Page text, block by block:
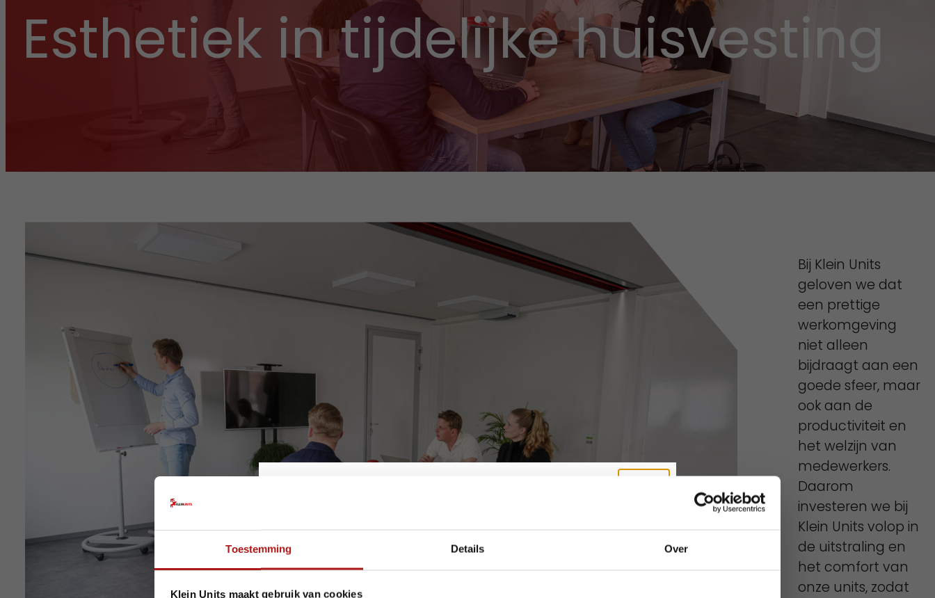
Toestemming Details Over
Klein Units maakt gebruik van cookies
Esthetiek in tijdelijke huisvesting
Bij Klein Units
geloven we dat
een prettige
werkomgeving
niet alleen
bijdraagt aan een
goede sfeer, maar
ook aan de
productiviteit en
het welzijn van
medewerkers.
Daarom
investeren we bij
Klein Units volop in
de uitstraling en
het comfort van
onze units, zodat
Op vakantie? Wij blijven bereikbaar.